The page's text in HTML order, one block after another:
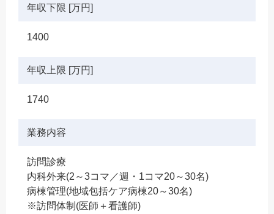
年収下限 [万円]
1400
年収上限 [万円]
1740
業務内容
訪問診療
内科外来(2～3コマ／週・1コマ20～30名)
病棟管理(地域包括ケア病棟20～30名)
※訪問体制(医師＋看護師)